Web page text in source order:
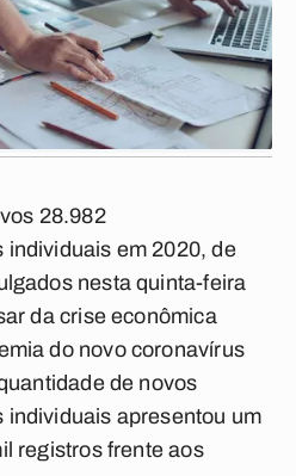
28.982
em 2020, de
nesta quinta-feira
da crise econômica
do novo coronavírus
de novos
individuais apresentou um
registros frente aos